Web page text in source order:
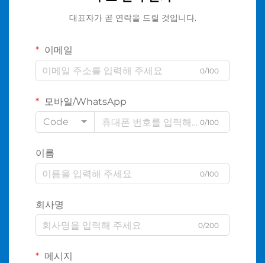
대표자가 곧 연락을 드릴 것입니다.
이메일
0/100
모바일/WhatsApp
Code
0/100
이름
0/100
회사명
0/200
메시지